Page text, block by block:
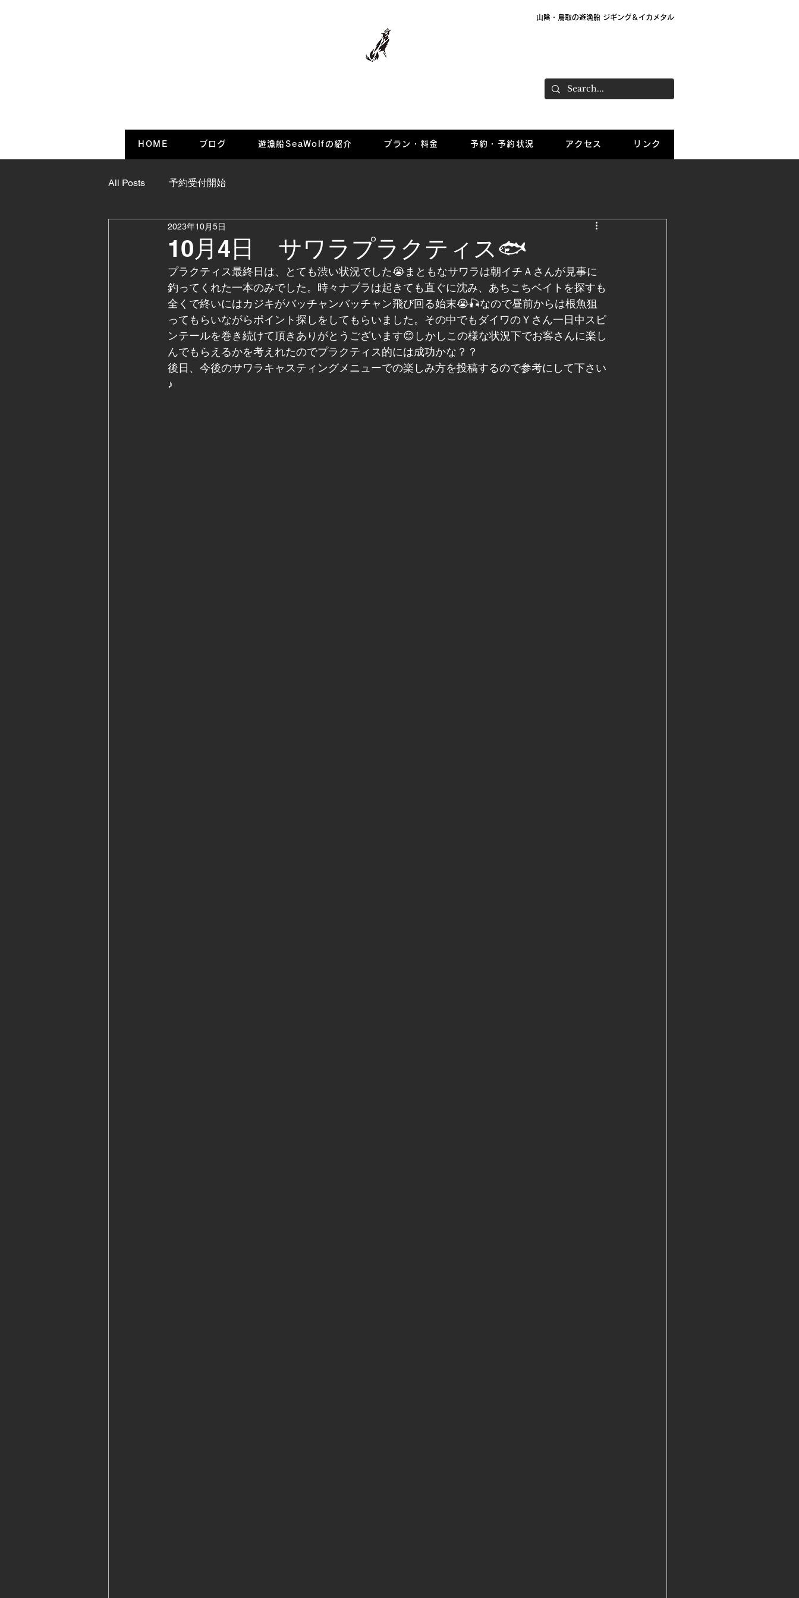
山陰・鳥取の遊漁船 ジギング＆イカメタル
HOME ブログ 遊漁船SeaWolfの紹介 プラン・料金 予約・予約状況 アクセス リンク
All Posts 予約受付開始
10月4日 サワラプラクティス🐟
2023年10月5日
プラクティス最終日は、とても渋い状況でした😭まともなサワラは朝イチＡさんが見事に
釣ってくれた一本のみでした。時々ナブラは起きても直ぐに沈み、あちこちベイトを探すも
全くで終いにはカジキがバッチャンバッチャン飛び回る始末😭🎣なので昼前からは根魚狙
ってもらいながらポイント探しをしてもらいました。その中でもダイワのＹさん一日中スピ
ンテールを巻き続けて頂きありがとうございます😊しかしこの様な状況下でお客さんに楽し
んでもらえるかを考えれたのでプラクティス的には成功かな？？
後日、今後のサワラキャスティングメニューでの楽しみ方を投稿するので参考にして下さい
♪